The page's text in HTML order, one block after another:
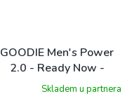
GOODIE Men's Power
2.0 - Ready Now -
kapsle, 8 ks
Skladem u partnera